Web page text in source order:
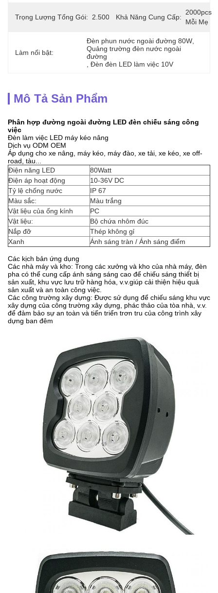
Trọng Lượng Tổng Gói: 2.500kgKhả Năng Cung Cấp:
2000pcs
Mỗi Mẹ
Làm nổi bật:
Đèn phun nước ngoài đường 80W
Quảng trường đèn nước ngoài
đường
, Đèn đèn LED làm việc 10V
Mô Tả Sản Phẩm
Phân hợp đường ngoài đường LED đèn chiếu sáng công
việc
Đèn làm việc LED máy kéo nâng
Dịch vụ ODM OEM
Áp dụng cho xe nâng, máy kéo, máy đào, xe tải, xe kéo, xe off-
road, tàu...
Điện năng LED
80Watt
Điện áp hoạt động
10-36V DC
Tỷ lệ chống nước
IP 67
Màu sắc:
Màu trắng
Vật liệu của ống kính
PC
Vật liệu:
Bộ chứa nhôm đúc
Nắp đỡ
Thép không gỉ
Xanh
Ánh sáng tràn / Ánh sáng điểm
Các kịch bản ứng dụng
Các nhà máy và kho: Trong các xưởng và kho của nhà máy, đèn
pha có thể cung cấp ánh sáng sáng cao để chiếu sáng thiết bị
sản xuất, khu vực lưu trữ hàng hóa, v.v.giúp cải thiện hiệu quả
sản xuất và an toàn công việc.
Các công trường xây dựng: Được sử dụng để chiếu sáng khu vực
xây dựng của công trường xây dựng, phác thảo của tòa nhà, v.v.
để đảm bảo sự an toàn và tiến triển trơn tru của công trình xây
dựng ban đêm